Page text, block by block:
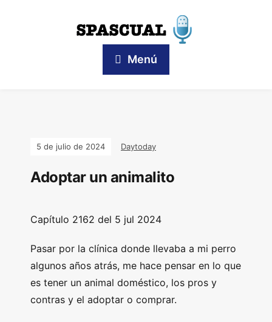
Menú
5 de julio de 2024 Daytoday
Adoptar un animalito
Capítulo 2162 del 5 jul 2024
Pasar por la clínica donde llevaba a mi perro
algunos años atrás, me hace pensar en lo que
es tener un animal doméstico, los pros y
contras y el adoptar o comprar.